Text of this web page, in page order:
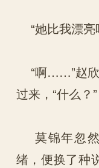
“她比我漂亮
“啊……”赵欣
过来，“什么？”
莫锦年忽然
绪，便换了种